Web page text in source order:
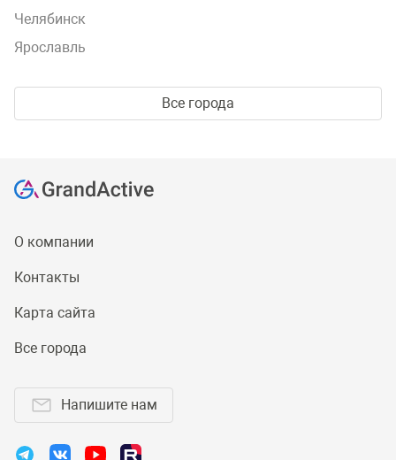
Челябинск
Ярославль
Все города
О компании
Контакты
Карта сайта
Все города
Напишите нам